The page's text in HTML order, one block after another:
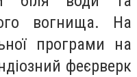
вогнища. На
програми на
феєрверк